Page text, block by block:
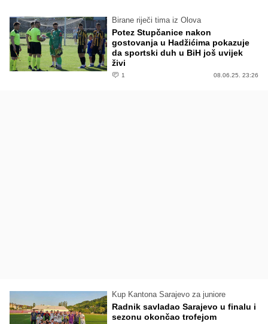
Birane riječi tima iz Olova
Potez Stupčanice nakon
gostovanja u Hadžićima pokazuje
da sportski duh u BiH još uvijek
živi
1 08.06.25. 23:26
Kup Kantona Sarajevo za juniore
Radnik savladao Sarajevo u finalu i
sezonu okončao trofejom